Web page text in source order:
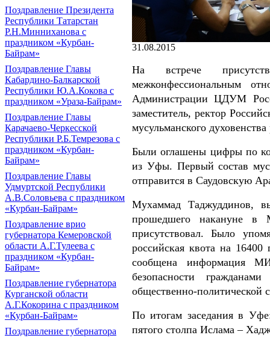
Поздравление Президента
Республики Татарстан
Р.Н.Минниханова с
праздником «Курбан-
Байрам»
Поздравление Главы
Кабардино-Балкарской
Республики Ю.А.Кокова с
праздником «Ураза-Байрам»
Поздравление Главы
Карачаево-Черкесской
Республики Р.Б.Темрезова с
праздником «Курбан-
Байрам»
Поздравление Главы
Удмуртской Республики
А.В.Соловьева с праздником
«Курбан-Байрам»
Поздравление врио
губернатора Кемеровской
области А.Г.Тулеева с
праздником «Курбан-
Байрам»
Поздравление губернатора
Курганской области
А.Г.Кокорина с праздником
«Курбан-Байрам»
Поздравление губернатора
31.08.2015
На встрече
межконфессиональным
Администрации ЦДУМ
заместитель, ректор
мусульманского
Были оглашены цифры по
из Уфы. Первый состав
отправится в Саудовскую
Мухаммад Таджуддинов,
прошедшего накануне в
присутствовал. Было
российская квота на
сообщена информация
безопасности
общественно-политической
По итогам заседания в
пятого столпа Ислама –